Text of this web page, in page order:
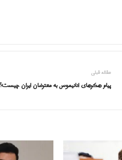
مقاله قبلی
پیام هکرهای انانیموس به معترضان ایران چیست؟